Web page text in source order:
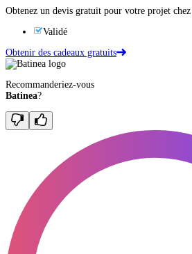
Obtenez un devis gratuit pour votre projet chez
Validé
Obtenir des cadeaux gratuits
Recommanderiez-vous
Batinea?